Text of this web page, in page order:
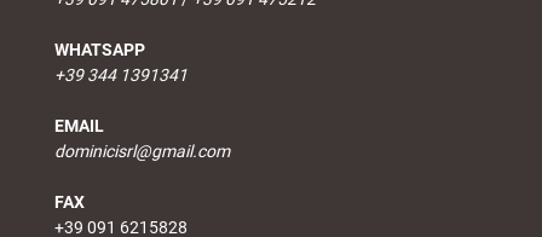
WHATSAPP
+39 344 1391341
EMAIL
dominicisrl@gmail.com
FAX
+39 091 6215828